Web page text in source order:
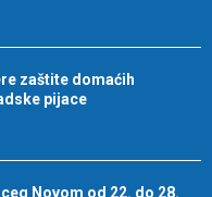
zaštite domaćih
pijace
Novom od 22. do 28.